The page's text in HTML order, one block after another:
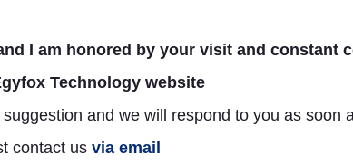
I am honored by your visit and constant
Technology website
and we will respond to you as soon
contact us via email